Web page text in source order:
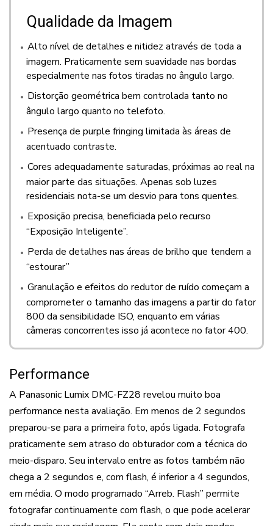
Qualidade da Imagem
Alto nível de detalhes e nitidez através de toda a
imagem. Praticamente sem suavidade nas bordas
especialmente nas fotos tiradas no ângulo largo.
Distorção geométrica bem controlada tanto no
ângulo largo quanto no telefoto.
Presença de purple fringing limitada às áreas de
acentuado contraste.
Cores adequadamente saturadas, próximas ao real na
maior parte das situações. Apenas sob luzes
residenciais nota-se um desvio para tons quentes.
Exposição precisa, beneficiada pelo recurso
“Exposição Inteligente”.
Perda de detalhes nas áreas de brilho que tendem a
“estourar”
Granulação e efeitos do redutor de ruído começam a
comprometer o tamanho das imagens a partir do fator
800 da sensibilidade ISO, enquanto em várias
câmeras concorrentes isso já acontece no fator 400.
Performance
A Panasonic Lumix DMC-FZ28 revelou muito boa
performance nesta avaliação. Em menos de 2 segundos
preparou-se para a primeira foto, após ligada. Fotografa
praticamente sem atraso do obturador com a técnica do
meio-disparo. Seu intervalo entre as fotos também não
chega a 2 segundos e, com flash, é inferior a 4 segundos,
em média. O modo programado “Arreb. Flash” permite
fotografar continuamente com flash, o que pode acelerar